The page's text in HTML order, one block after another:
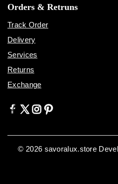
Orders & Retruns
Track Order
Delivery
Services
Returns
Exchange
© 2026 savoralux.store